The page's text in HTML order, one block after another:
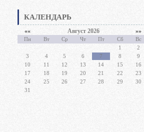
КАЛЕНДАРЬ
«« Август 2026 »»
Пн Вт Ср Чт Пт Сб
Вс
1
2
3
4 5 6 7 8
9
10
11 12 13 14 15
16
17
18 19 20 21 22
23
24
25 26 27 28 29
30
31